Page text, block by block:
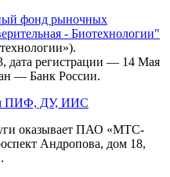
фонд рыночных
- Биотехнологии"
дата регистрации — 14 Мая
— Банк России.
ПИФ, ДУ, ИИС
оказывает ПАО «МТС-
Андропова, дом 18,